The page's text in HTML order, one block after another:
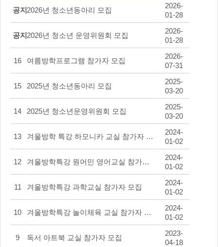
공지2026년 청소년동아리 모집
2026-
01-28
공지2026년 청소년 운영위원회 모집
2026-
01-28
16 여름방학프로그램 참가자 모집
2026-
07-31
15 2025년 청소년동아리 모집
2025-
03-20
14 2025년 청소년운영위원회 모집
2025-
03-20
13 겨울방학 특강 하모니카 교실 참가자 모집
2024-
01-02
12 겨울방학특강 원어민 영어교실 참가자 모집
2024-
01-02
11 겨울방학특강 과학교실 참가자 모집
2024-
01-02
10 겨울방학특강 놀이체육 교실 참가자 모집
2024-
01-02
9 독서 아트북 교실 참가자 모집
2023-
04-18